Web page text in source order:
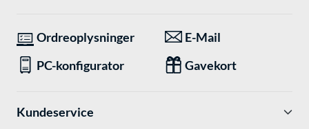
Ordreoplysninger
E-Mail
PC-konfigurator
Gavekort
Kundeservice